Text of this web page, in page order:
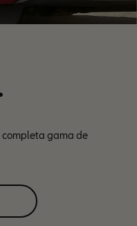
completa gama de